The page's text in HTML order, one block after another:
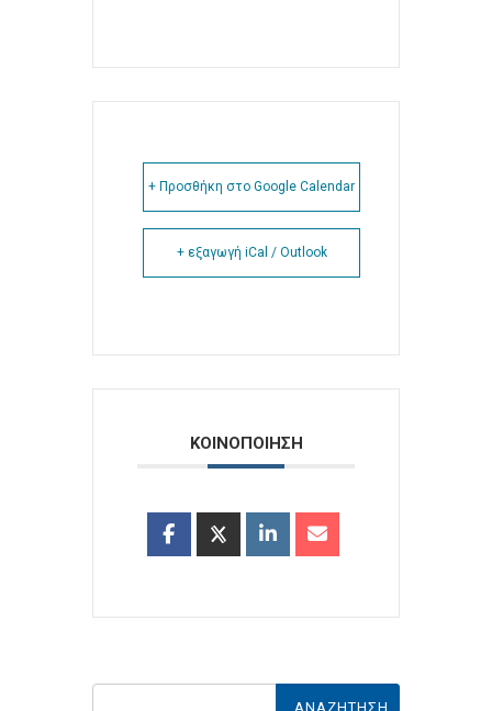
+ Προσθήκη στο Google Calendar
+ εξαγωγή iCal / Outlook
ΚΟΙΝΟΠΟΙΗΣΗ